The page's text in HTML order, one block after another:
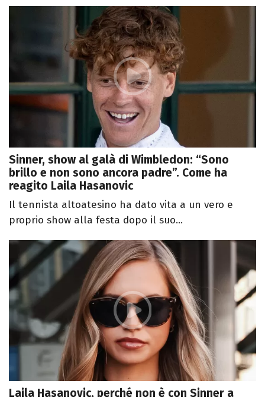
Sinner, show al galà di Wimbledon: “Sono
brillo e non sono ancora padre”. Come ha
reagito Laila Hasanovic
Il tennista altoatesino ha dato vita a un vero e
proprio show alla festa dopo il suo...
Laila Hasanovic, perché non è con Sinner a